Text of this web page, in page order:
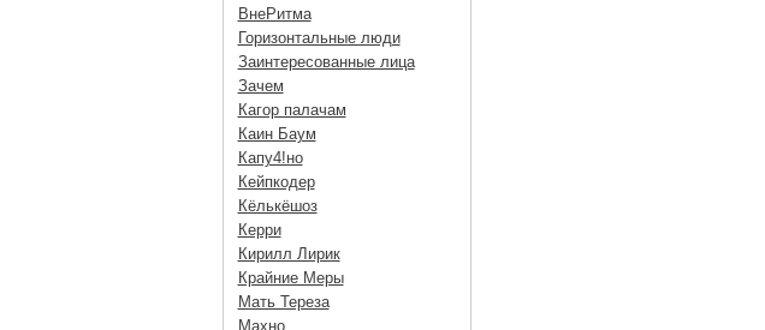
ВнеРитма
Горизонтальные люди
Заинтересованные лица
Зачем
Кагор палачам
Каин Баум
Капу4!но
Кейпкодер
Кёлькёшоз
Керри
Кирилл Лирик
Крайние Меры
Мать Тереза
Махно